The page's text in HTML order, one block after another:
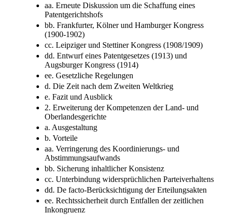
aa. Erneute Diskussion um die Schaffung eines
Patentgerichtshofs
bb. Frankfurter, Kölner und Hamburger Kongress
(1900-1902)
cc. Leipziger und Stettiner Kongress (1908/1909)
dd. Entwurf eines Patentgesetzes (1913) und
Augsburger Kongress (1914)
ee. Gesetzliche Regelungen
d. Die Zeit nach dem Zweiten Weltkrieg
e. Fazit und Ausblick
2. Erweiterung der Kompetenzen der Land- und
Oberlandesgerichte
a. Ausgestaltung
b. Vorteile
aa. Verringerung des Koordinierungs- und
Abstimmungsaufwands
bb. Sicherung inhaltlicher Konsistenz
cc. Unterbindung widersprüchlichen Parteiverhaltens
dd. De facto-Berücksichtigung der Erteilungsakten
ee. Rechtssicherheit durch Entfallen der zeitlichen
Inkongruenz